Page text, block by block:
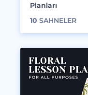
Planları
10 SAHNELER